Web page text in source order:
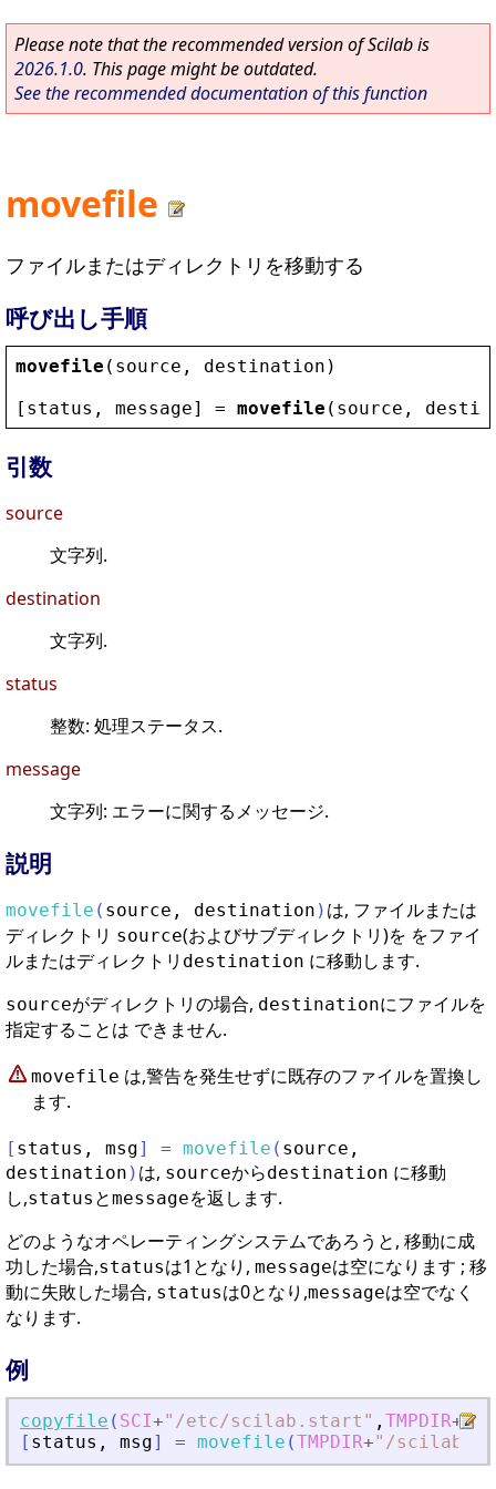
Please note that the recommended version of Scilab is
2026.1.0. This page might be outdated.
See the recommended documentation of this function
movefile
ファイルまたはディレクトリを移動する
呼び出し手順
movefile ( source , destination )
[ status , message] = movefile ( source ,
引数
source
文字列.
destination
文字列.
status
整数: 処理ステータス.
message
文字列: エラーに関するメッセージ.
説明
movefile ( source , destination ) は, ファイルまたは
ディレクトリ source(およびサブディレクトリ)を をファイ
ルまたはディレクトリ destination に移動します.
sourceがディレクトリの場合, destinationにファイルを
指定することは できません.
movefile は,警告を発生せずに既存のファイルを置換し
ます.
[ status , msg] = movefile ( source ,
destination ) は, sourceからdestination に移動
し,status とmessageを返します.
どのようなオペレーティングシステムであろうと, 移動に成
功した場合,statusは1となり, messageは空になります ; 移
動に失敗した場合, statusは0となり,messageは空でなく
なります.
例
copyfile ( SCI+" /etc/scilab.start " , TMPDIR+"/
[ status , msg] = movefile (TMPDIR+" /